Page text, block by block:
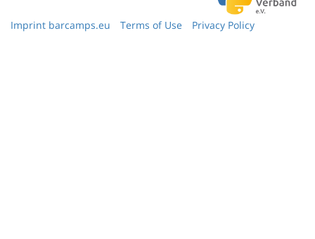
Imprint barcamps.eu Terms of Use Privacy Policy